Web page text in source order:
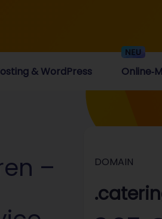
& WordPress
– DOMAIN